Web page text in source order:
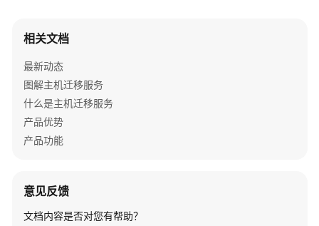
装
动
Agent
端
相关文档
最新动态
图解主机迁移服务
什么是主机迁移服务
产品优势
产品功能
意见反馈
文档内容是否对您有帮助？